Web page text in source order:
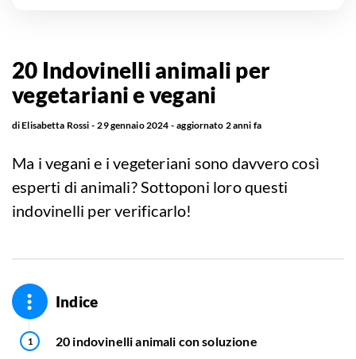
20 Indovinelli animali per
vegetariani e vegani
diElisabetta Rossi 29 gennaio 2024 aggiornato 2 anni fa
Ma i vegani e i vegeteriani sono davvero così
esperti di animali? Sottoponi loro questi
indovinelli per verificarlo!
Indice
20 indovinelli animali con soluzione